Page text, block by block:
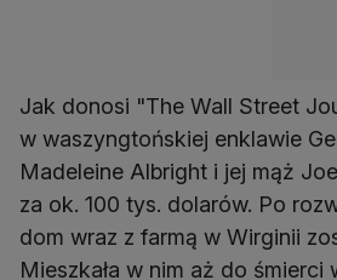
Jak donosi "The Wall Street
w waszyngtońskiej enklawie
Madeleine Albright i jej mąż
za ok. 100 tys. dolarów. Po
dom wraz z farmą w Wirginii
Mieszkała w nim aż do śmierci